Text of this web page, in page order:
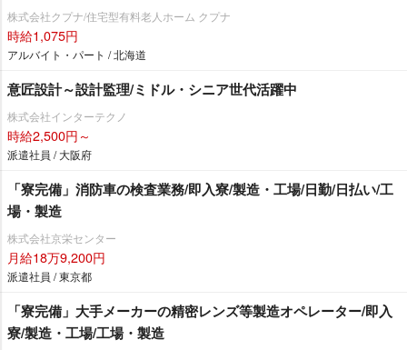
株式会社クプナ/住宅型有料老人ホーム クプナ
時給1,075円
アルバイト・パート / 北海道
意匠設計～設計監理/ミドル・シニア世代活躍中
株式会社インターテクノ
時給2,500円～
派遣社員 / 大阪府
「寮完備」消防車の検査業務/即入寮/製造・工場/日勤/日払い/工
場・製造
株式会社京栄センター
月給18万9,200円
派遣社員 / 東京都
「寮完備」大手メーカーの精密レンズ等製造オペレーター/即入
寮/製造・工場/工場・製造